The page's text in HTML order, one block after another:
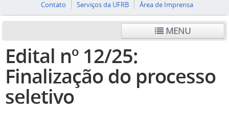
Contato Serviços da UFRB Área de Imprensa
MENU
Edital nº 12/25:
Finalização do processo
seletivo